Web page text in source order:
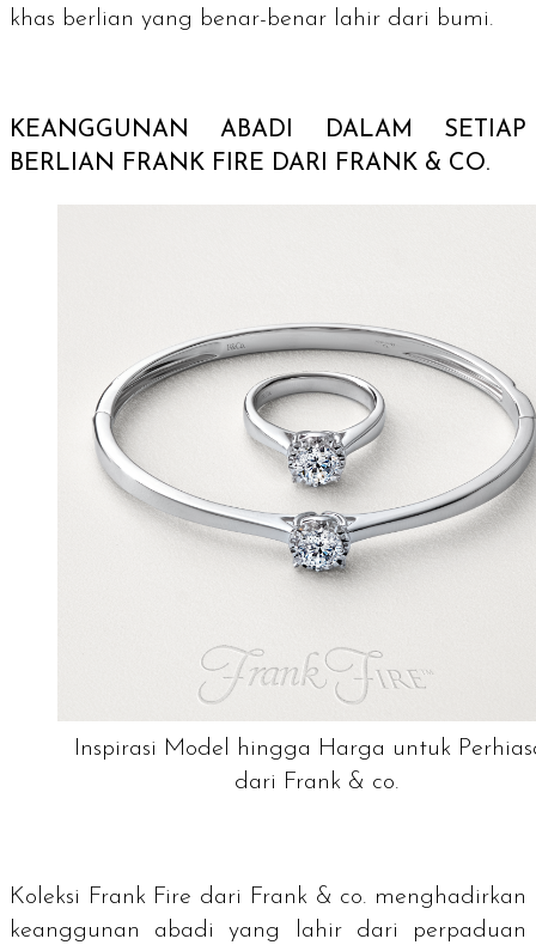
khas berlian yang benar-benar lahir dari bumi.
KEANGGUNAN ABADI DALAM SETIAP
BERLIAN FRANK FIRE DARI FRANK & CO.
Inspirasi Model hingga Harga untuk
dari Frank & co.
Koleksi Frank Fire dari Frank & co. menghadirkan
keanggunan abadi yang lahir dari perpaduan